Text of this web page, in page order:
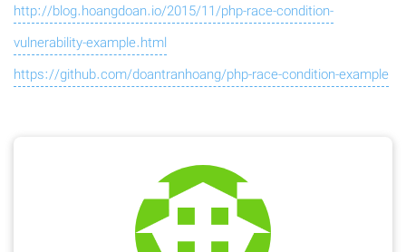
http://blog.hoangdoan.io/2015/11/php-race-condition-
vulnerability-example.html
https://github.com/doantranhoang/php-race-condition-example